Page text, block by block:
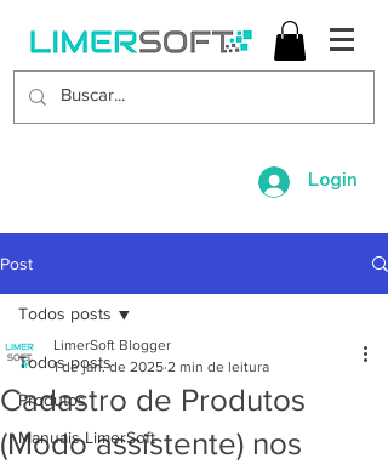
Login
Post
Todos posts
Produtos
Manuais LimerSoft
Todos posts
Cadastro de Produtos
(Modo assistente) nos
LimerSoft Blogger
1 de jan. de 2025 2 min de leitura